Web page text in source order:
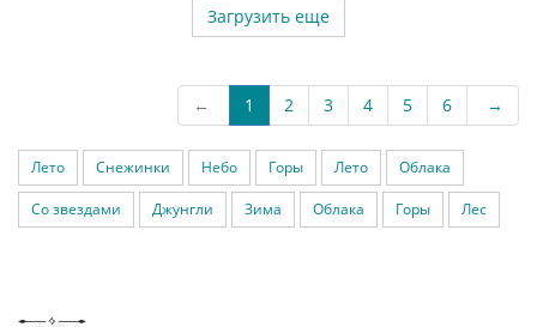
Загрузить еще
← 1 2 3 4 5 6 →
Лето Снежинки Небо Горы Лето Облака
Со звездами Джунгли Зима Облака Горы Лес